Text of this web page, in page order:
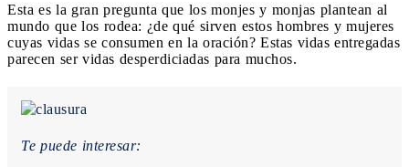
Esta es la gran pregunta que los monjes y monjas plantean al
mundo que los rodea: ¿de qué sirven estos hombres y mujeres
cuyas vidas se consumen en la oración? Estas vidas entregadas
parecen ser vidas desperdiciadas para muchos.
Te puede interesar: